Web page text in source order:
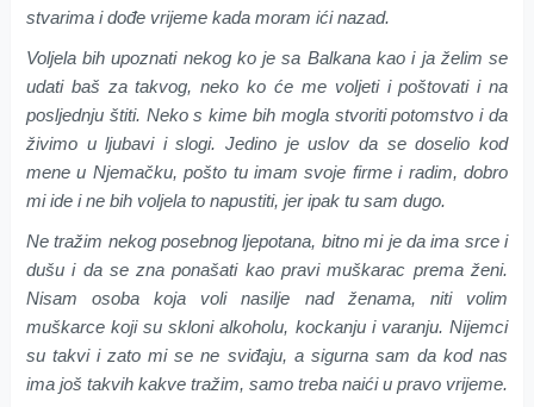
stvarima i dođe vrijeme kada moram ići nazad.
Voljela bih upoznati nekog ko je sa Balkana kao i ja želim se
udati baš za takvog, neko ko će me voljeti i poštovati i na
posljednju štiti. Neko s kime bih mogla stvoriti potomstvo i da
živimo u ljubavi i slogi. Jedino je uslov da se doselio kod
mene u Njemačku, pošto tu imam svoje firme i radim, dobro
mi ide i ne bih voljela to napustiti, jer ipak tu sam dugo.
Ne tražim nekog posebnog ljepotana, bitno mi je da ima srce i
dušu i da se zna ponašati kao pravi muškarac prema ženi.
Nisam osoba koja voli nasilje nad ženama, niti volim
muškarce koji su skloni alkoholu, kockanju i varanju. Nijemci
su takvi i zato mi se ne sviđaju, a sigurna sam da kod nas
ima još takvih kakve tražim, samo treba naići u pravo vrijeme.